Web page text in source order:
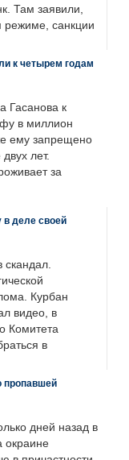
Там заявили,
режиме, санкции
к четырем годам
Гасанова к
в миллион
ему запрещено
лет.
за
деле своей
Курбан
видео, в
Комитета
в
пропавшей
дней назад в
окраине